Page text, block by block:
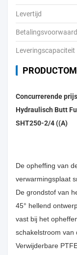
Levertijd
Leveringscapaciteit
Concurrerende
Hydraulisch Butt
SHT250-2/4 ((A)
De opheffing van
verwarmingsplaat
De grondstof van
45° hellend
vast bij het
schakelstroom van
Verwijderbare